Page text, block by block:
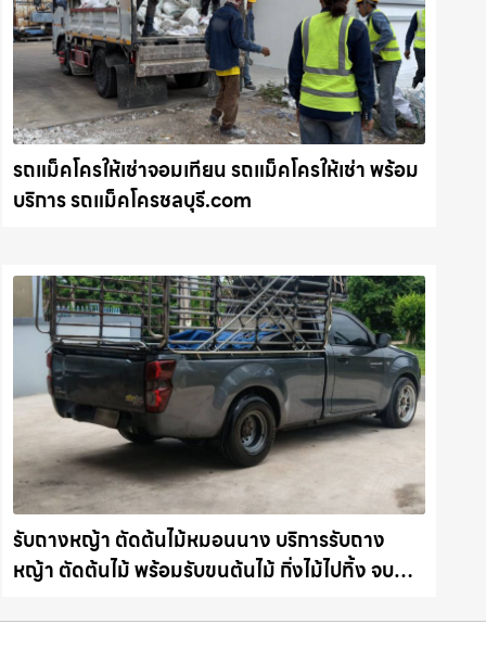
รถแม็คโครให้เช่าจอมเทียน รถแม็คโครให้เช่า พร้อม
บริการ รถแม็คโครชลบุรี.com
รับถางหญ้า ตัดต้นไม้หมอนนาง บริการรับถาง
หญ้า ตัดต้นไม้ พร้อมรับขนต้นไม้ กิ่งไม้ไปทิ้ง จบ